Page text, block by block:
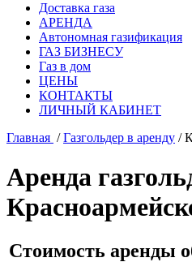
Доставка газа
АРЕНДА
Автономная газификация
ГАЗ БИЗНЕСУ
Газ в дом
ЦЕНЫ
КОНТАКТЫ
ЛИЧНЫЙ КАБИНЕТ
Главная /Газгольдер в аренду /
Аренда
Стоимость аренды